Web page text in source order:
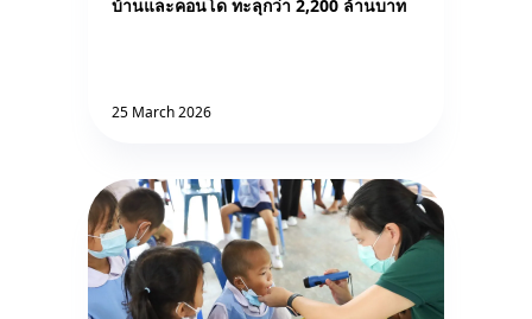
บ้านและคอนโด ทะลุกว่า 2,200 ล้านบาท
25 March 2026